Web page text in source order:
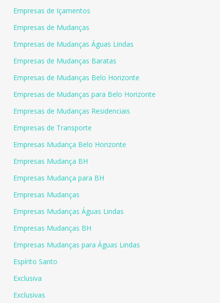
Empresas de Içamentos
Empresas de Mudanças
Empresas de Mudanças Águas Lindas
Empresas de Mudanças Baratas
Empresas de Mudanças Belo Horizonte
Empresas de Mudanças para Belo Horizonte
Empresas de Mudanças Residenciais
Empresas de Transporte
Empresas Mudança Belo Horizonte
Empresas Mudança BH
Empresas Mudança para BH
Empresas Mudanças
Empresas Mudanças Águas Lindas
Empresas Mudanças BH
Empresas Mudanças para Águas Lindas
Espírito Santo
Exclusiva
Exclusivas